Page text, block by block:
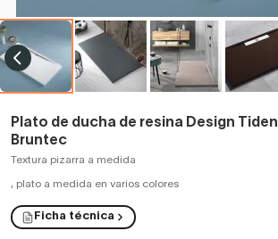
Plato de ducha de resina Design Tiden
Bruntec
Textura pizarra a medida
, plato a medida en varios colores
Ficha técnica